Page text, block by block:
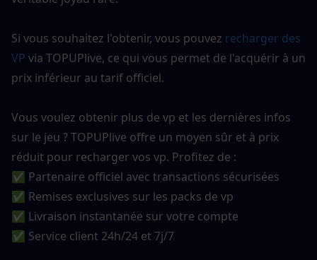
Si vous souhaitez l'obtenir, vous pouvez recharger des
VP via TOPUPlive, ce qui vous permet de l'acquérir à un
prix inférieur au tarif officiel.
Vous voulez obtenir plus de vp et les dernières infos
sur le jeu ? TOPUPlive offre un moyen sûr et à prix
réduit pour recharger vos vp. Profitez de :
✅ Partenaire officiel avec transactions sécurisées
✅ Remises exclusives sur les packs de vp
✅ Livraison instantanée sur votre compte
✅ Service client 24h/24 et 7j/7